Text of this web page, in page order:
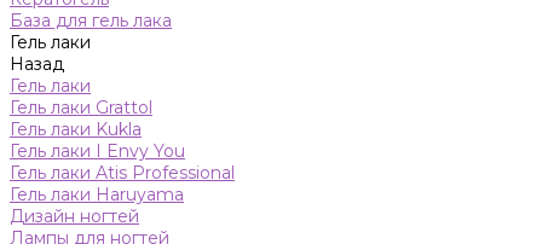
База для гель лака
Гель лаки
Назад
Гель лаки
Гель лаки Grattol
Гель лаки Kukla
Гель лаки I Envy You
Гель лаки Atis Professional
Гель лаки Haruyama
Дизайн ногтей
Лампы для ногтей